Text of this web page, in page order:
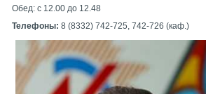
Обед: с 12.00 до 12.48
Телефоны: 8 (8332) 742-725, 742-726 (каф.)